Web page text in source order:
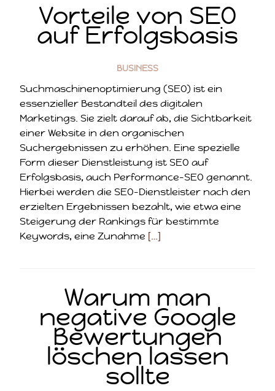
Vorteile von SEO
auf Erfolgsbasis
BUSINESS
Suchmaschinenoptimierung (SEO) ist ein
essenzieller Bestandteil des digitalen
Marketings. Sie zielt darauf ab, die Sichtbarkeit
einer Website in den organischen
Suchergebnissen zu erhöhen. Eine spezielle
Form dieser Dienstleistung ist SEO auf
Erfolgsbasis, auch Performance-SEO genannt.
Hierbei werden die SEO-Dienstleister nach den
erzielten Ergebnissen bezahlt, wie etwa eine
Steigerung der Rankings für bestimmte
Keywords, eine Zunahme […]
Warum man
negative Google
Bewertungen
löschen lassen
sollte